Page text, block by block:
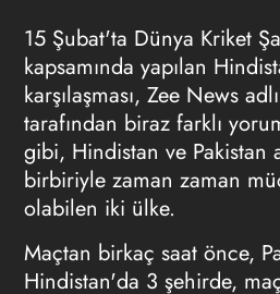
15 Şubat'ta Dünya Kriket
kapsamında yapılan
karşılaşması, Zee News
tarafından biraz farklı
gibi, Hindistan ve Pakistan
birbiriyle zaman zaman
olabilen iki ülke.
Maçtan birkaç saat önce,
Hindistan'da 3 şehirde,